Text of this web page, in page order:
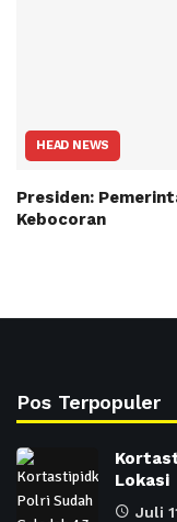
HEAD NEWS
Presiden:
Kebocoran
Pos Terpopuler
Lokasi
Juli